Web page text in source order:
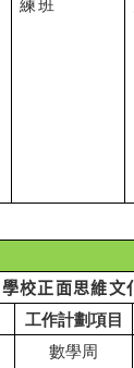
練班
校正面思維文
工作計劃項目
數學周